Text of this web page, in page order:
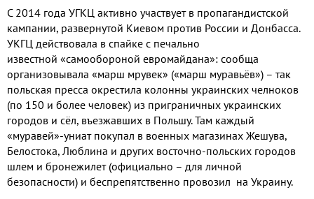
С 2014 года УГКЦ активно участвует в пропагандистской
кампании, развернутой Киевом против России и Донбасса.
УКГЦ действовала в спайке с печально
известной «самообороной евромайдана»: сообща
организовывала «марш мрувек» («марш муравьёв») – так
польская пресса окрестила колонны украинских челноков
(по 150 и более человек) из приграничных украинских
городов и сёл, въезжавших в Польшу.Там каждый
«муравей»-униат покупал в военных магазинах Жешува,
Белостока, Люблина и других восточно-польских городов
шлем и бронежилет (официально – для личной
безопасности) и беспрепятственно провозил на Украину.